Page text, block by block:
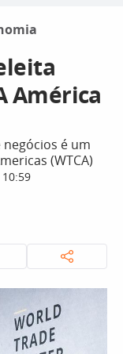
América
é um
(WTCA)